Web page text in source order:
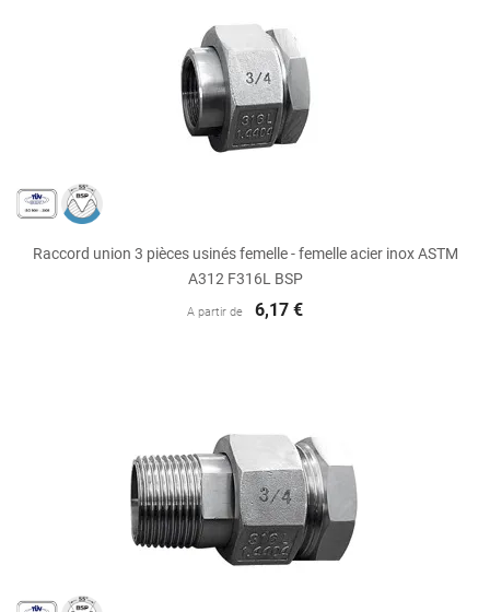
Raccord union 3 pièces usinés femelle - femelle acier inox ASTM
A312 F316L BSP
A partir de 6,17 €